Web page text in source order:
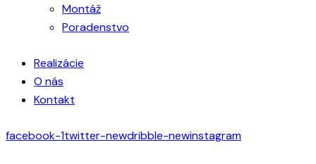
Montáž
Poradenstvo
Realizácie
O nás
Kontakt
facebook-1twitter-newdribble-newinstagram